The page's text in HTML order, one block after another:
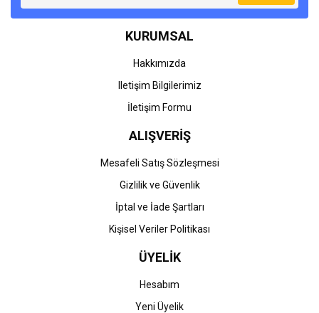
KURUMSAL
Hakkımızda
Iletişim Bilgilerimiz
İletişim Formu
ALIŞVERİŞ
Mesafeli Satış Sözleşmesi
Gizlilik ve Güvenlik
İptal ve İade Şartları
Kişisel Veriler Politikası
ÜYELİK
Hesabım
Yeni Üyelik